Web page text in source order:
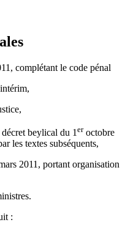
complétant le code pénal
beylical du 1 eroctobre
les textes subséquents,
2011, portant organisation
: